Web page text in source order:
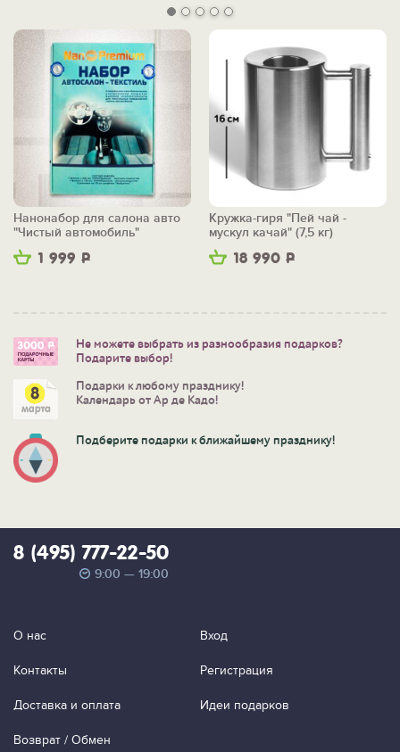
1 999 Р
Нанонабор для салона авто
"Чистый автомобиль"
18 990 Р
Кружка-гиря "Пей чай -
мускул качай" (7,5 кг)
Не можете выбрать из разнообразия подарков?
Подарите выбор!
Подарки к любому празднику!
Календарь от Ар де Кадо!
Подберите подарки к ближайшему празднику!
8 (495) 777-22-50
9:00 — 19:00
О нас
Контакты
Доставка и оплата
Возврат / Обмен
Вход
Регистрация
Идеи подарков